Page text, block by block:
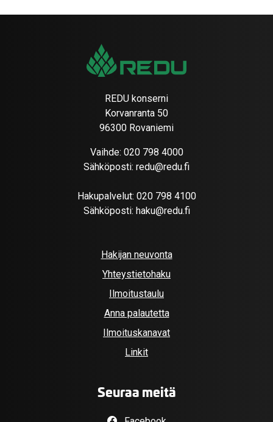
REDU konserni
Korvanranta 50
96300 Rovaniemi
Vaihde: 020 798 4000
Sähköposti: redu@redu.fi
Hakupalvelut: 020 798 4100
Sähköposti: haku@redu.fi
Hakijan neuvonta
Yhteystietohaku
Ilmoitustaulu
Anna palautetta
Ilmoituskanavat
Linkit
Seuraa meitä